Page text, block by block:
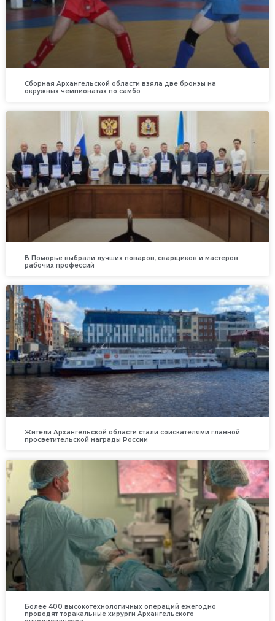
Сборная Архангельской области взяла две бронзы на
окружных чемпионатах по самбо
В Поморье выбрали лучших поваров, сварщиков и мастеров
рабочих профессий
Жители Архангельской области стали соискателями главной
просветительской награды России
Более 400 высокотехнологичных операций ежегодно
проводят торакальные хирурги Архангельского